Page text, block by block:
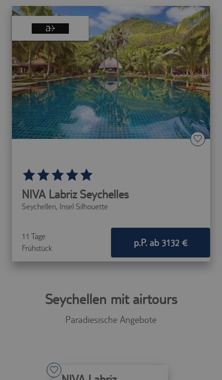
NIVA Labriz Seychelles
Seychellen, Insel Silhouette
11 Tage
Frühstück
p.P. ab 3132 €
Seychellen mit airtours
Paradiesische Angebote